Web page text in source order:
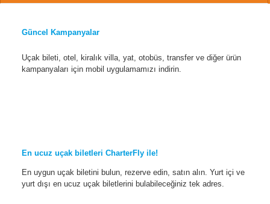
Güncel Kampanyalar
Uçak bileti, otel, kiralık villa, yat, otobüs, transfer ve diğer ürün
kampanyaları için mobil uygulamamızı indirin.
En ucuz uçak biletleri CharterFly ile!
En uygun uçak biletini bulun, rezerve edin, satın alın. Yurt içi ve
yurt dışı en ucuz uçak biletlerini bulabileceğiniz tek adres.